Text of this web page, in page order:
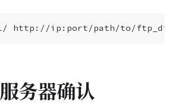
务器确认